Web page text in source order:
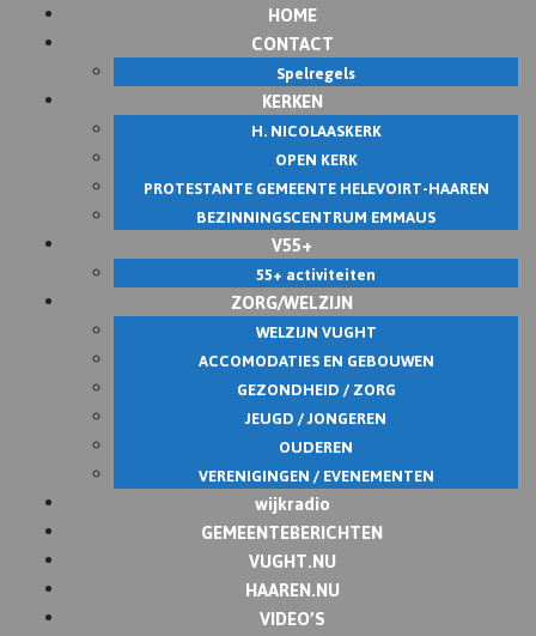
HOME
CONTACT
Spelregels
KERKEN
H. NICOLAASKERK
OPEN KERK
PROTESTANTE GEMEENTE HELEVOIRT-HAAREN
BEZINNINGSCENTRUM EMMAUS
V55+
55+ activiteiten
ZORG/WELZIJN
WELZIJN VUGHT
ACCOMODATIES EN GEBOUWEN
GEZONDHEID / ZORG
JEUGD / JONGEREN
OUDEREN
VERENIGINGEN / EVENEMENTEN
wijkradio
GEMEENTEBERICHTEN
VUGHT.NU
HAAREN.NU
VIDEO’S